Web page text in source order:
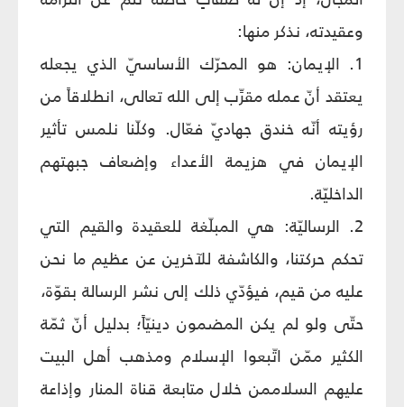
وعقيدته، نذكر منها:
1. الإيمان: هو المحرّك الأساسيّ الذي يجعله
يعتقد أنّ عمله مقرِّب إلى الله تعالى، انطلاقاً من
رؤيته أنّه خندق جهاديّ فعّال. وكلّنا نلمس تأثير
الإيمان في هزيمة الأعداء وإضعاف جبهتهم
الداخليّة.
2. الرساليّة: هي المبلّغة للعقيدة والقيم التي
تحكم حركتنا، والكاشفة للآخرين عن عظيم ما نحن
عليه من قيم، فيؤدّي ذلك إلى نشر الرسالة بقوّة،
حتّى ولو لم يكن المضمون دينيّاً؛ بدليل أنّ ثمّة
الكثير ممّن اتّبعوا الإسلام ومذهب أهل البيت
عليهم السلاممن خلال متابعة قناة المنار وإذاعة